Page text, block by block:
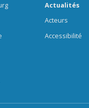
Actualités
Acteurs
Accessibilité